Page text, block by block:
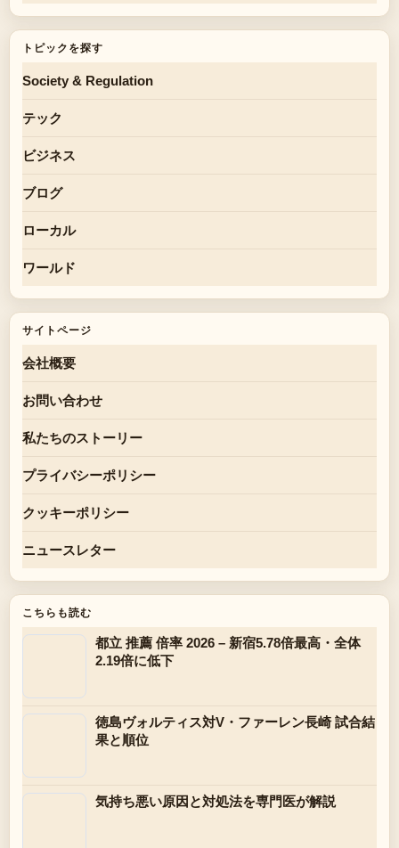
トピックを探す
Society & Regulation
テック
ビジネス
ブログ
ローカル
ワールド
サイトページ
会社概要
お問い合わせ
私たちのストーリー
プライバシーポリシー
クッキーポリシー
ニュースレター
こちらも読む
都立 推薦 倍率 2026 – 新宿5.78倍最高・全体
2.19倍に低下
徳島ヴォルティス対V・ファーレン長崎 試合結
果と順位
気持ち悪い原因と対処法を専門医が解説